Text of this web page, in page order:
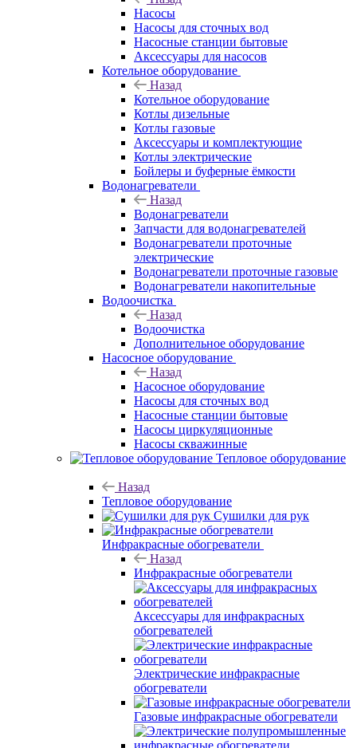
Насосы
Насосы для сточных вод
Насосные станции бытовые
Аксессуары для насосов
Котельное оборудование
Назад
Котельное оборудование
Котлы дизельные
Котлы газовые
Аксессуары и комплектующие
Котлы электрические
Бойлеры и буферные ёмкости
Водонагреватели
Назад
Водонагреватели
Запчасти для водонагревателей
Водонагреватели проточные
электрические
Водонагреватели проточные газовые
Водонагреватели накопительные
Водоочистка
Назад
Водоочистка
Дополнительное оборудование
Насосное оборудование
Назад
Насосное оборудование
Насосы для сточных вод
Насосные станции бытовые
Насосы циркуляционные
Насосы скважинные
Тепловое оборудование
Назад
Тепловое оборудование
Сушилки для рук
Инфракрасные обогреватели
Назад
Инфракрасные обогреватели
Аксессуары для инфракрасных
обогревателей
Электрические инфракрасные
обогреватели
Газовые инфракрасные обогреватели